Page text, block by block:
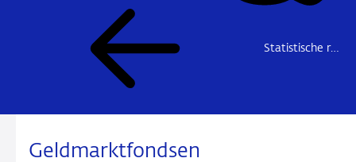
Statistische rapportages
Geldmarktfondsen